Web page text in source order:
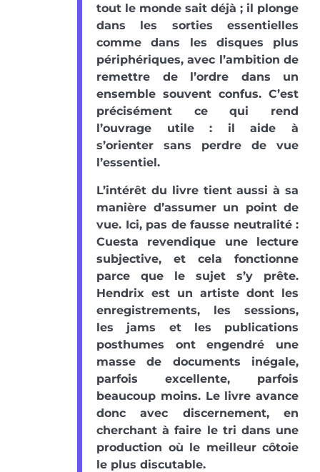
tout le monde sait déjà ; il plonge
dans les sorties essentielles
comme dans les disques plus
périphériques, avec l’ambition de
remettre de l’ordre dans un
ensemble souvent confus. C’est
précisément ce qui rend
l’ouvrage utile : il aide à
s’orienter sans perdre de vue
l’essentiel.
L’intérêt du livre tient aussi à sa
manière d’assumer un point de
vue. Ici, pas de fausse neutralité :
Cuesta revendique une lecture
subjective, et cela fonctionne
parce que le sujet s’y prête.
Hendrix est un artiste dont les
enregistrements, les sessions,
les jams et les publications
posthumes ont engendré une
masse de documents inégale,
parfois excellente, parfois
beaucoup moins. Le livre avance
donc avec discernement, en
cherchant à faire le tri dans une
production où le meilleur côtoie
le plus discutable.